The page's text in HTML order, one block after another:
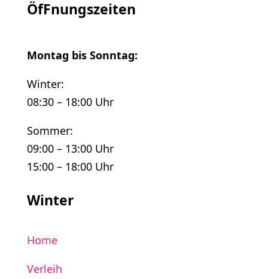
ÖfFnungszeiten
Montag bis Sonntag:
Winter:
08:30 – 18:00 Uhr
Sommer:
09:00 – 13:00 Uhr
15:00 – 18:00 Uhr
Winter
Home
Verleih